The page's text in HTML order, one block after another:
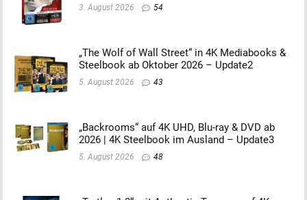
3. August 2026 54
„The Wolf of Wall Street“ in 4K Mediabooks &
Steelbook ab Oktober 2026 – Update2
5. August 2026 43
„Backrooms“ auf 4K UHD, Blu-ray & DVD ab
2026 | 4K Steelbook im Ausland – Update3
5. August 2026 48